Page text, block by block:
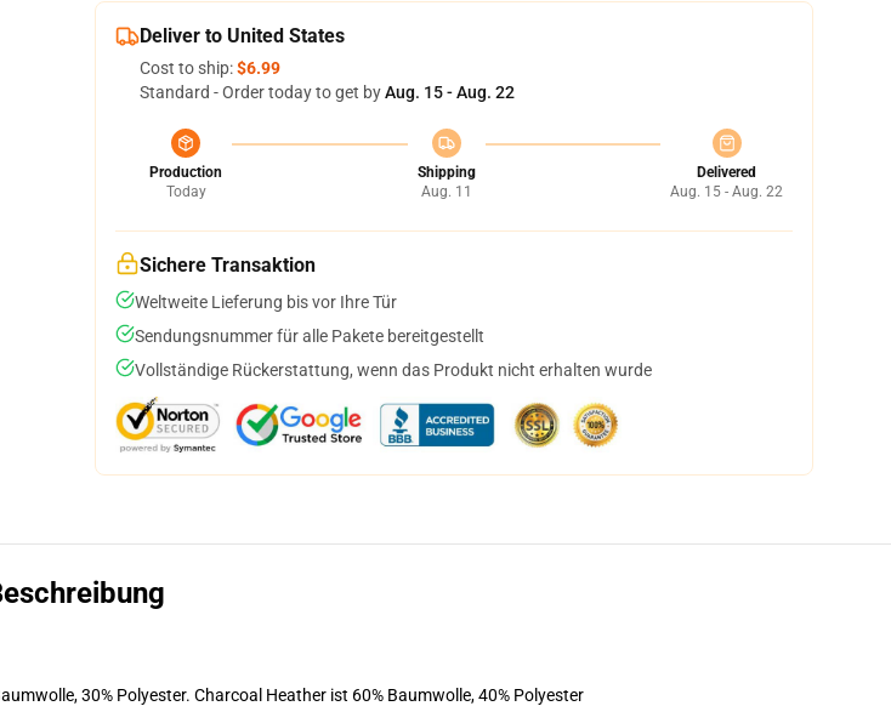
Deliver to United States
Cost to ship:$6.99
Standard - Order today to get byAug. 15 - Aug. 22
Production
Today
Shipping
Aug. 11
Delivered
Aug. 15 - Aug. 22
Sichere Transaktion
Weltweite Lieferung bis vor Ihre Tür
Sendungsnummer für alle Pakete bereitgestellt
Vollständige Rückerstattung, wenn das Produkt nicht erhalten wurde
30% Polyester. Charcoal Heather ist 60% Baumwolle, 40% Polyester